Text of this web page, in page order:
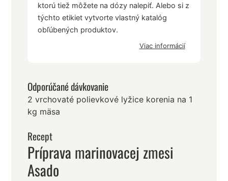
ktorú tiež môžete na dózy nalepiť. Alebo si z
týchto etikiet vytvorte vlastný katalóg
obľúbených produktov.
Viac informácií
Odporúčané dávkovanie
2 vrchovaté polievkové lyžice korenia na 1
kg mäsa
Recept
Príprava marinovacej zmesi
Asado